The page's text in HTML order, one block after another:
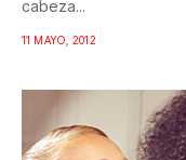
cabeza...
11 MAYO, 2012